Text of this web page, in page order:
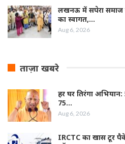
लखनऊ में सपेरा समाज
का स्वागत,…
Aug 6, 2026
ताज़ा खबरे
हर घर तिरंगा अभियान:
75…
Aug 6, 2026
IRCTC का खास टूर